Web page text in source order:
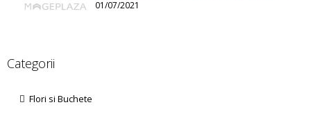
01/07/2021
Categorii
Flori si Buchete